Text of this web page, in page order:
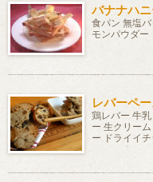
バナナハ
食パン 無塩
モンパウダー
レバーペー
鶏レバー 牛
ー 生クリー
ー ドライイ